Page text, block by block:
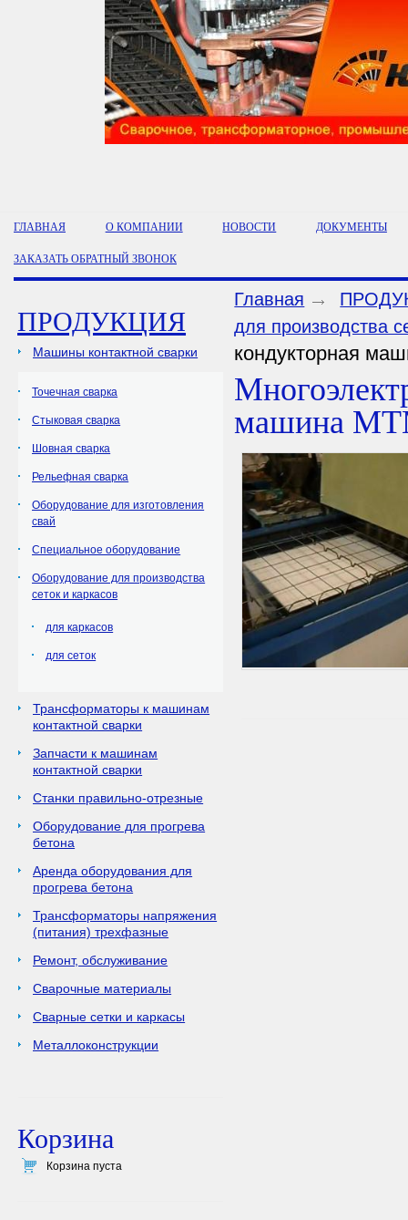
ГЛАВНАЯ О КОМПАНИИ НОВОСТИ ДОКУМЕНТЫ
ЗАКАЗАТЬ ОБРАТНЫЙ ЗВОНОК
ПРОДУКЦИЯ
Машины контактной сварки
Точечная сварка
Стыковая сварка
Шовная сварка
Рельефная сварка
Оборудование для изготовления
свай
Специальное оборудование
Оборудование для производства
сеток и каркасов
для каркасов
для сеток
Трансформаторы к машинам
контактной сварки
Запчасти к машинам
контактной сварки
Станки правильно-отрезные
Оборудование для прогрева
бетона
Аренда оборудования для
прогрева бетона
Трансформаторы напряжения
(питания) трехфазные
Ремонт, обслуживание
Сварочные материалы
Сварные сетки и каркасы
Металлоконструкции
Корзина
Корзина пуста
Главная
для производства
кондукторная
машина